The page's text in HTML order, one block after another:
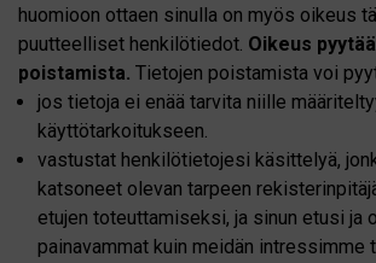
huomioon ottaen sinulla on myös oikeus
puutteelliset henkilötiedot. Oikeus
poistamista. Tietojen poistamista voi
jos tietoja ei enää tarvita niille
käyttötarkoitukseen.
vastustat henkilötietojesi käsittelyä,
katsoneet olevan tarpeen
etujen toteuttamiseksi, ja sinun etusi ja
painavammat kuin meidän intressimme